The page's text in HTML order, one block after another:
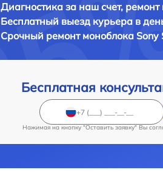
Диагностика за наш счет,
Бесплатный выезд курьера в
Срочный ремонт моноблока Sony
Бесплатная
Нажимая на кнопку "Оставить заявку" Вы